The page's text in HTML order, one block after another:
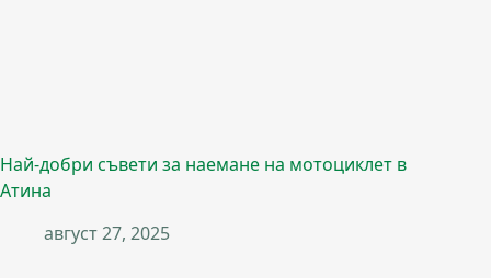
Най-добри съвети за наемане на мотоциклет в
Атина
август 27, 2025